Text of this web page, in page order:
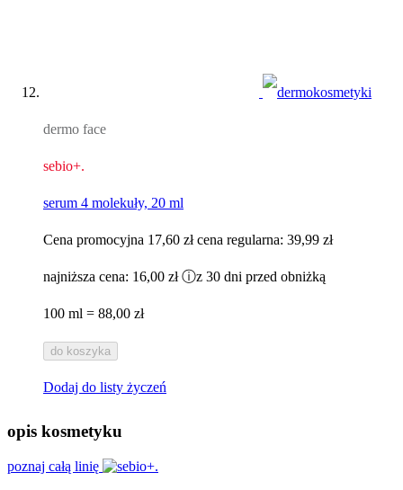
dermo face
sebio+.
serum 4 molekuły, 20 ml
Cena promocyjna 17,60 zł cena regularna: 39,99 zł
najniższa cena: 16,00 zł ⓘz 30 dni przed obniżką
100 ml = 88,00 zł
do koszyka
Dodaj do listy życzeń
opis kosmetyku
poznaj całą linię